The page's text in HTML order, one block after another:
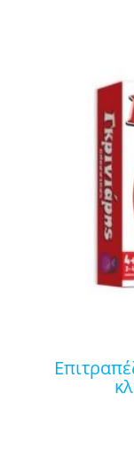
επιτραπέζιο remoundo γκρινιάρης